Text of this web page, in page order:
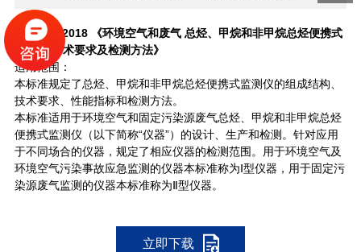
HJ 1012-2018 《环境空气和废气 总烃、甲烷和非甲烷总烃便携式
监测仪技 术要求及检测方法》
适用范围：
本标准规定了总烃、甲烷和非甲烷总烃便携式监测仪的组成结构、
技术要求、性能指标和检测方法。
本标准适用于环境空气和固定污染源废气总烃、甲烷和非甲烷总烃
便携式监测仪（以下简称“仪器”）的设计、生产和检测。针对应用
于不同场合的仪器，规定了相应仪器的检测范围。用于环境空气及
环境空气污染事故应急监测的仪器本标准称为Ⅰ型仪器，用于固定污
染源废气监测的仪器本标准称为Ⅱ型仪器。
立即下载